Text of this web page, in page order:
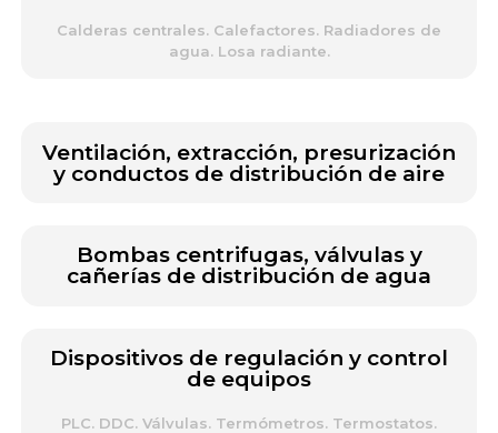
Calderas centrales. Calefactores. Radiadores de
agua. Losa radiante.
Ventilación, extracción, presurización
y conductos de distribución de aire
Bombas centrifugas, válvulas y
cañerías de distribución de agua
Dispositivos de regulación y control
de equipos
PLC. DDC. Válvulas. Termómetros. Termostatos.